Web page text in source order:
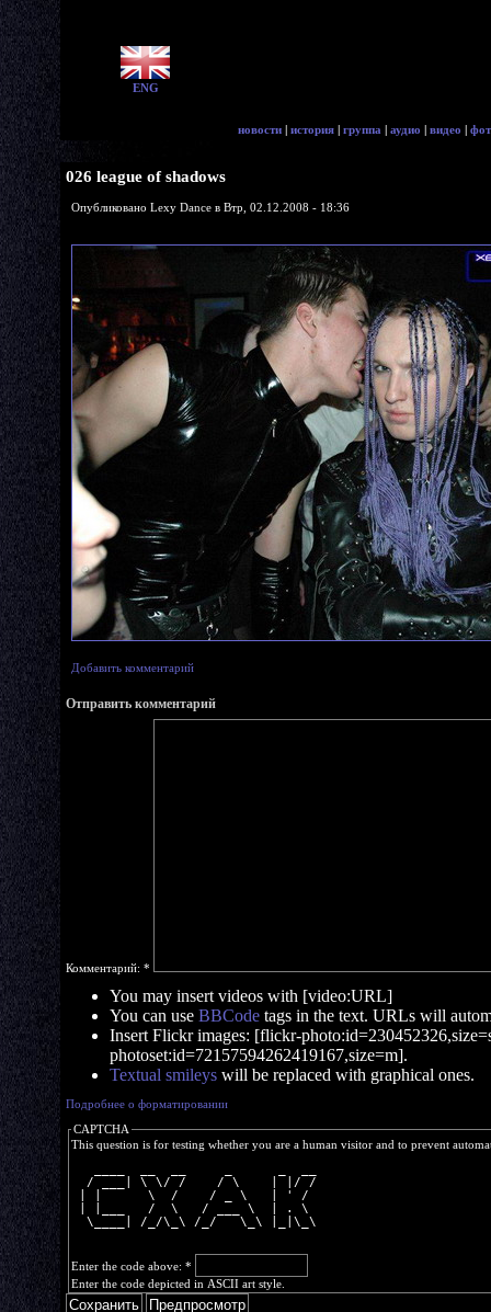
ENG
новости | история | группа | аудио | видео |
026 league of shadows
Опубликовано Lexy Dance в Втр, 02.12.2008 - 18:36
Добавить комментарий
Отправить комментарий
Комментарий: *
You may insert videos with [video:URL]
You can use BBCode tags in the text. URLs will
Insert Flickr images: [flickr-
photoset:id=72157594262419167,size=m].
Textual smileys will be replaced with graphical ones.
Подробнее о форматировании
CAPTCHA
This question is for testing whether you are a human visitor and to prevent
  / ___| \ \/ /    / \    | |/ /
| |      \  /    / _ \   | ' /
| |___   /  \   / ___ \  | . \
  \____| /_/\_\ /_/   \_\ |_|\_\
Enter the code above: *
Enter the code depicted in ASCII art style.